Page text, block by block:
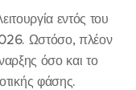
εντός του
Ωστόσο, πλέον
όσο και το
φάσης.